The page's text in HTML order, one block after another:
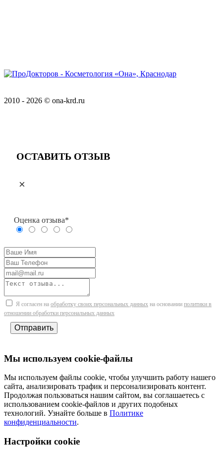
2010 - 2026 © ona-krd.ru
ОСТАВИТЬ ОТЗЫВ
×
Оценка отзыва*
Я согласен на обработку своих персональных данных на основании политики в
отношении обработки персональных данных
Отправить
Мы используем cookie-файлы
Мы используем файлы cookie, чтобы улучшить работу нашего
сайта, анализировать трафик и персонализировать контент.
Продолжая пользоваться нашим сайтом, вы соглашаетесь с
использованием cookie-файлов и других подобных
технологий. Узнайте больше в Политике
конфиденциальности.
Настройки cookie